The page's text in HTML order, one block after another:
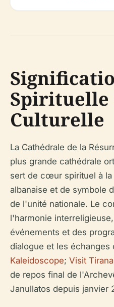
Spirituelle
Culturelle
La Cathédrale de la
plus grande cathédrale
sert de cœur spirituel à
albanaise et de symbole
de l'unité nationale. Le
l'harmonie
événements et des
dialogue et les échanges
Kaleidoscope; Visit Tirana
de repos final de
Janullatos depuis janvier